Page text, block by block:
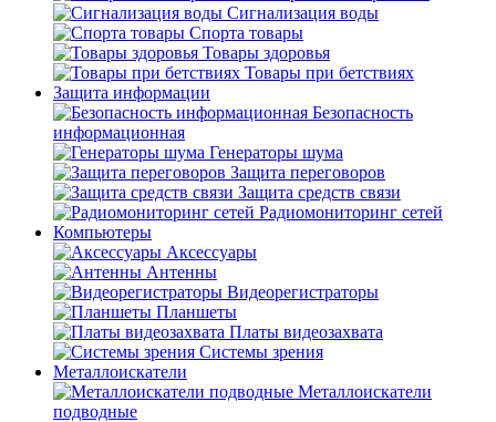
Сигнализация воды
Спорта товары
Товары здоровья
Товары при бетствиях
Защита информации
Безопасность
информационная
Генераторы шума
Защита переговоров
Защита средств связи
Радиомониторинг сетей
Компьютеры
Аксессуары
Антенны
Видеорегистраторы
Планшеты
Платы видеозахвата
Системы зрения
Металлоискатели
Металлоискатели
подводные